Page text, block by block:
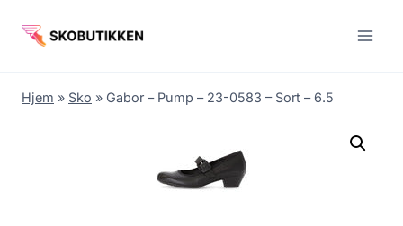
Hjem » Sko » Gabor – Pump – 23-0583 – Sort – 6.5